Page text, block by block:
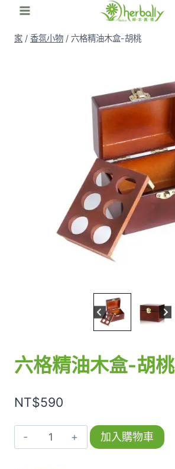
家 / 香氛小物 / 六格精油木盒-胡桃
六格精油木盒-胡桃
NT$590
格
加入購物車